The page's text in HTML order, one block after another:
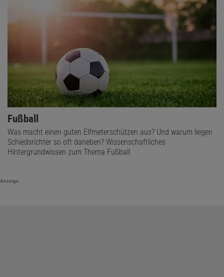
Fußball
Was macht einen guten Elfmeterschützen aus? Und warum liegen
Schiedsrichter so oft daneben? Wissenschaftliches
Hintergrundwissen zum Thema Fußball
Anzeige